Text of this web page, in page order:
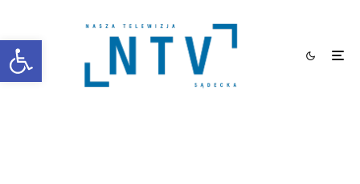
Otwórz pasek narzędzi